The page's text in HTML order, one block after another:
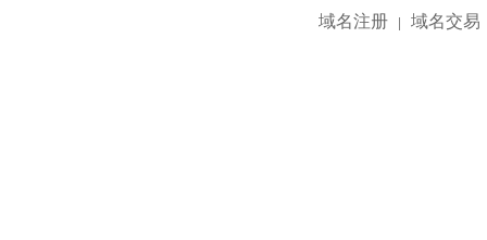
域名注册 | 域名交易